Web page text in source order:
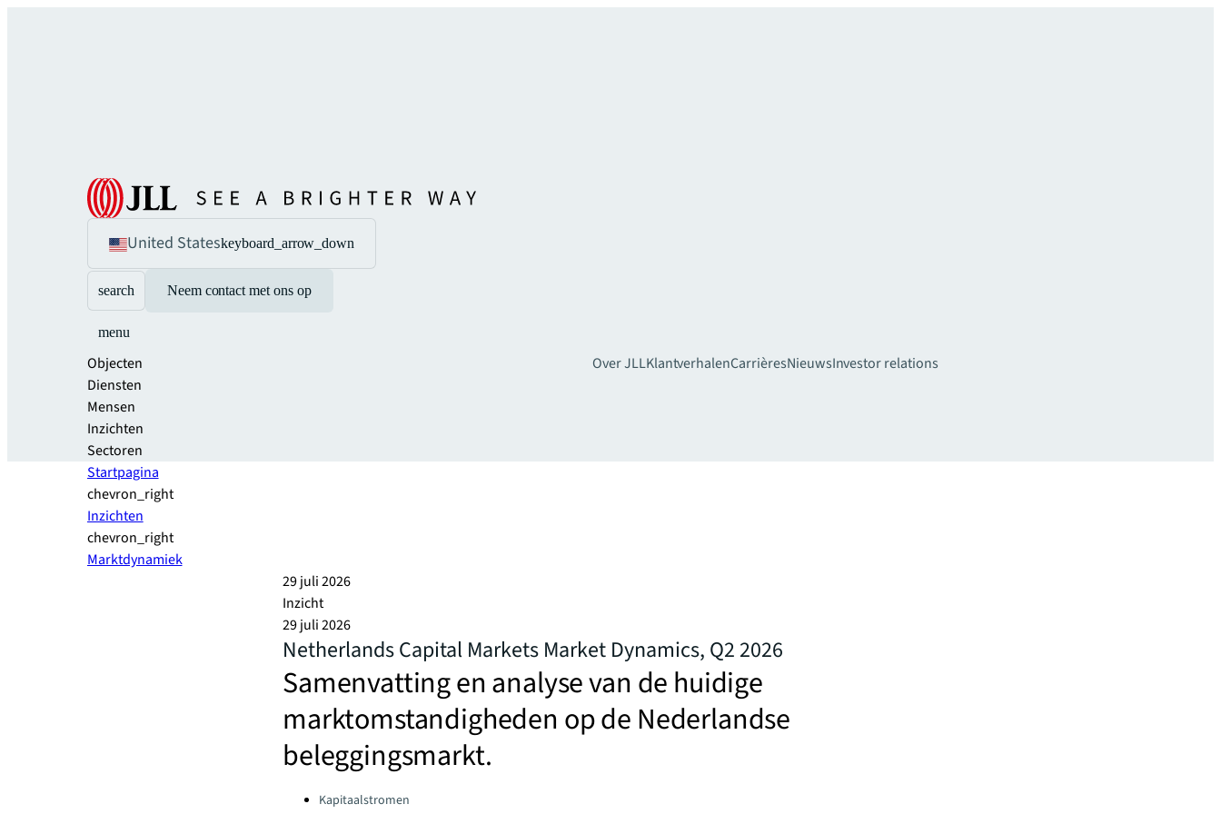
United Stateskeyboard_arrow_down
search Neem contact met ons op
menu
Objecten
Diensten
Mensen
Inzichten
Sectoren
Over JLLKlantverhalenCarrièresNieuwsInvestor relations
Startpagina
chevron_right
Inzichten
chevron_right
Marktdynamiek
29 juli 2026
Inzicht
29 juli 2026
Netherlands Capital Markets Market Dynamics, Q2 2026
Samenvatting en analyse van de huidige
marktomstandigheden op de Nederlandse
beleggingsmarkt.
Categories:Kapitaalstromen